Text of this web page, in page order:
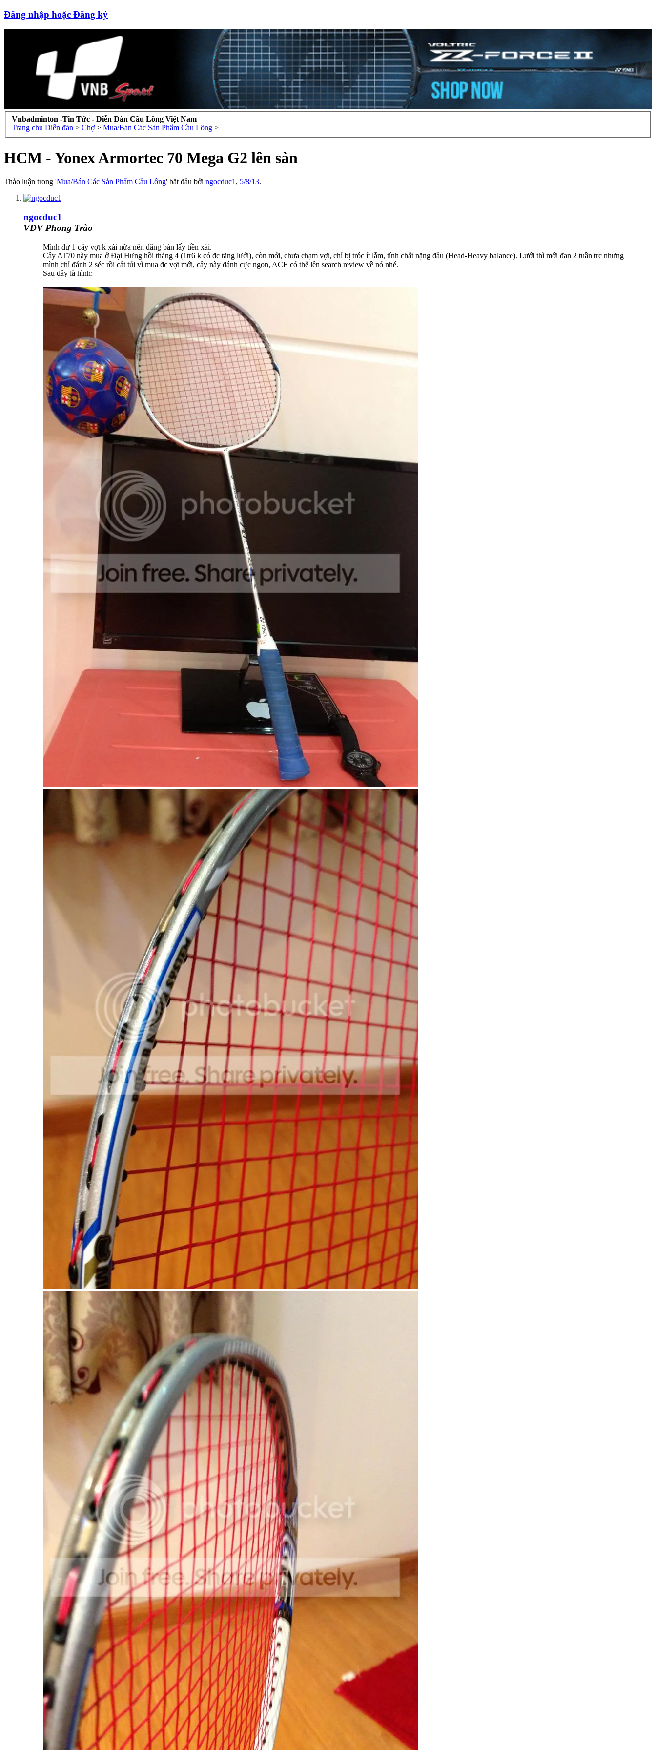
Đăng nhập hoặc Đăng ký
Vnbadminton -Tin Tức - Diễn Đàn Cầu Lông Việt Nam
Trang chủ Diễn đàn > Chợ > Mua/Bán Các Sản Phẩm Cầu Lông >
HCM - Yonex Armortec 70 Mega G2 lên sàn
Thảo luận trong 'Mua/Bán Các Sản Phẩm Cầu Lông' bắt đầu bởi ngocduc1 , 5/8/13.
ngocduc1
VĐV Phong Trào
Mình dư 1 cây vợt k xài nữa nên đăng bán lấy tiền xài.
Cây AT70 này mua ở Đại Hưng hồi tháng 4 (1tr6 k có đc tặng lưới), còn mới, chưa chạm vợt, chỉ bị tróc ít lắm, tính chất nặng đầu (Head-Heavy balance). Lưới thì mới đan 2 tuần trc nhưng
mình chỉ đánh 2 séc rồi cất túi vì mua đc vợt mới, cây này đánh cực ngon, ACE có thể lên search review về nó nhé.
Sau đây là hình: